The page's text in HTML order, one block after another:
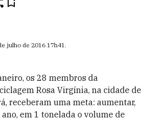
julho de 2016 17h41.
os 28 membros da
Rosa Virgínia, na cidade de
receberam uma meta: aumentar,
em 1 tonelada o volume de